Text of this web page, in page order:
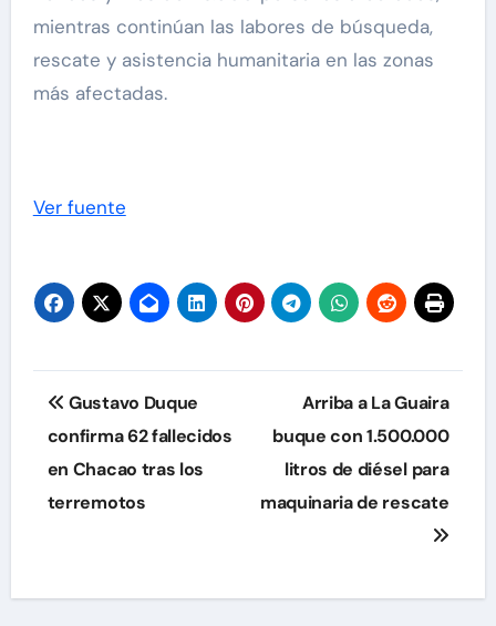
mientras continúan las labores de búsqueda,
rescate y asistencia humanitaria en las zonas
más afectadas.
Ver fuente
Navegación
de
entradas
Gustavo Duque
confirma 62 fallecidos
en Chacao tras los
terremotos
Arriba a La Guaira
buque con 1.500.000
litros de diésel para
maquinaria de rescate